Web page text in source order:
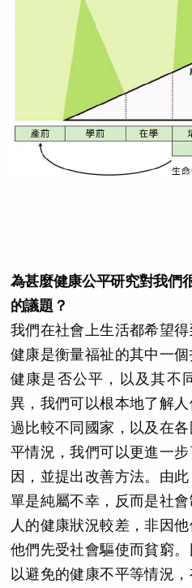
為甚麼健康公平研究對我們
的議題？
我們在社會上生活都希望
健康是衡量福祉的其中一
健康是否公平，以及其不
異，我們可以根本地了解
過比較不同國家，以及在
平情況，我們可以更進一
因，並提出改善方法。由
單是純屬不幸，反而是社
人的健康狀況較差，非因
他們先受社會驅使而貧窮
以避免的健康不平等情況